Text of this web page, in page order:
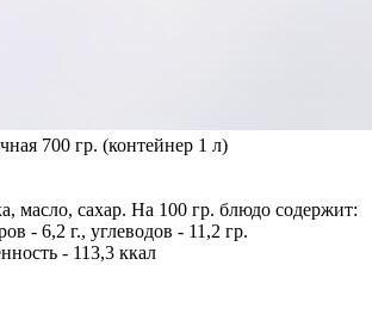
700 гр. (контейнер 1 л)
масло, сахар. На 100 гр. блюдо содержит:
- 6,2 г., углеводов - 11,2 гр.
- 113,3 ккал